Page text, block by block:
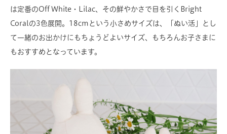
は定番のOff White・Lilac、その鮮やかさで目を引くBright
Coralの3色展開。18cmという小さめサイズは、「ぬい活」とし
て一緒のお出かけにもちょうどよいサイズ、もちろんお子さまに
もおすすめとなっています。